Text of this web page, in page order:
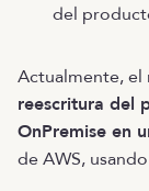
del
Actualmente, el
reescritura del
OnPremise en
de AWS,